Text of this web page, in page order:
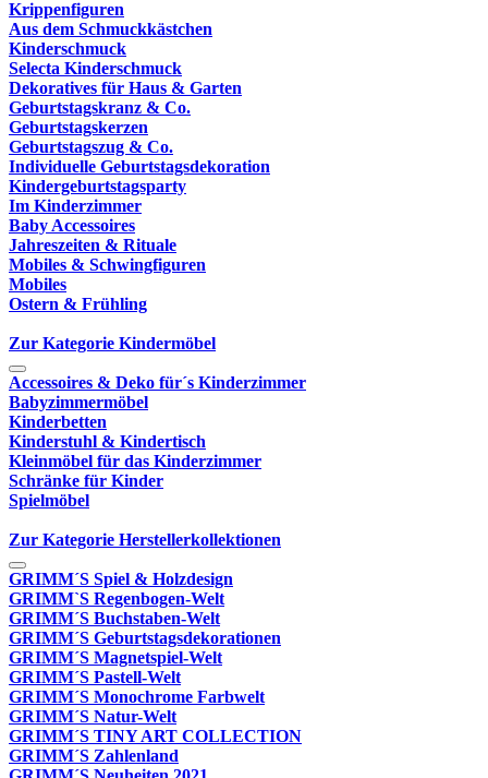
Krippenfiguren
Aus dem Schmuckkästchen
Kinderschmuck
Selecta Kinderschmuck
Dekoratives für Haus & Garten
Geburtstagskranz & Co.
Geburtstagskerzen
Geburtstagszug & Co.
Individuelle Geburtstagsdekoration
Kindergeburtstagsparty
Im Kinderzimmer
Baby Accessoires
Jahreszeiten & Rituale
Mobiles & Schwingfiguren
Mobiles
Ostern & Frühling
Zur Kategorie Kindermöbel
Accessoires & Deko für´s Kinderzimmer
Babyzimmermöbel
Kinderbetten
Kinderstuhl & Kindertisch
Kleinmöbel für das Kinderzimmer
Schränke für Kinder
Spielmöbel
Zur Kategorie Herstellerkollektionen
GRIMM´S Spiel & Holzdesign
GRIMM`S Regenbogen-Welt
GRIMM´S Buchstaben-Welt
GRIMM´S Geburtstagsdekorationen
GRIMM´S Magnetspiel-Welt
GRIMM´S Pastell-Welt
GRIMM´S Monochrome Farbwelt
GRIMM´S Natur-Welt
GRIMM´S TINY ART COLLECTION
GRIMM´S Zahlenland